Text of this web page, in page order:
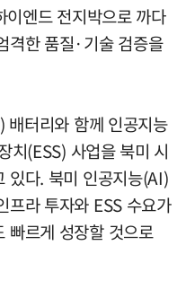
엔드 전지박으로 까다
격한 품질·기술 검증을
배터리와 함께 인공지능
치(ESS) 사업을 북미 시
있다. 북미 인공지능(AI)
프라 투자와 ESS 수요가
빠르게 성장할 것으로